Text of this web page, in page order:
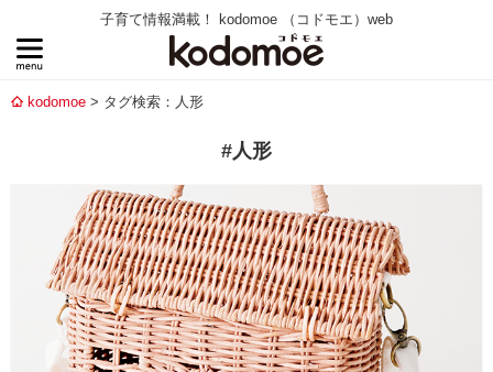
子育て情報満載！ kodomoe （コドモエ）web
kodomoe タグ検索：人形
#人形